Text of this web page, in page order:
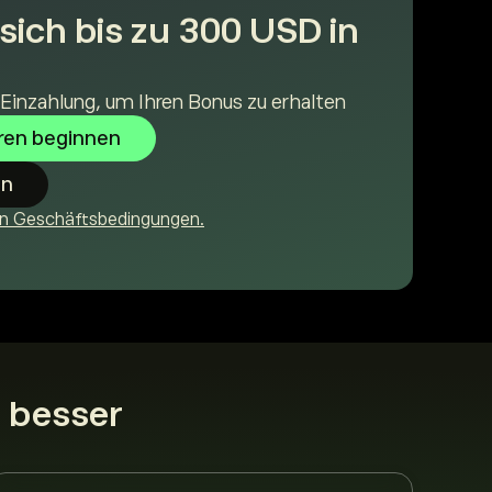
bis zu 300 USD in
um Ihren Bonus zu erhalten
beginnen
Geschäftsbedingungen.
besser